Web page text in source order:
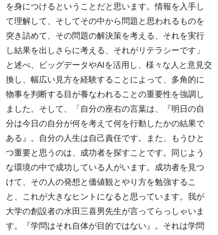
を身につけるということだと思います。情報を入手し
て理解して、そしてその中から問題と思われるものを
突き詰めて、その問題の解決策を考える、それを実行
し結果を出しさらに考える、それがリテラシーです」
と述べ、ビッグデータやAIを活用し、様々な人と意見交
換し、幅広い見方を経験することによって、多角的に
物事を判断する目が養なわれることの重要性を強調し
ました。そして、「自分の座右の言葉は、『明日の自
分は今日の自分が何を考えて何を行動したかの結果で
ある』。自分の人生は自己責任です。また、もうひと
つ重要と思うのは、成功者を探すことです。同じよう
な環境の中で成功している人がいます。成功者を見つ
けて、その人の発想と価値観とやり方を勉強するこ
と、これが大きなヒントになると思っています。我が
大学の創設者の水田三喜男先生が言ってらっしゃいま
す。『学問はそれ自体が目的ではない』。それは学問